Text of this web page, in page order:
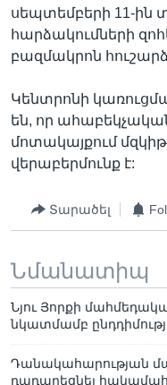
սեպտեմբերի 11-ին
հարձակումների
բազմակրոն
Կենտրոնի
են, որ
մոտակայքում
վերաբերմունք է:
Տարածել
Նմանատիպ
Նյու Յորքի
նկատմամբ
Դանակահարության
դադարեցնել